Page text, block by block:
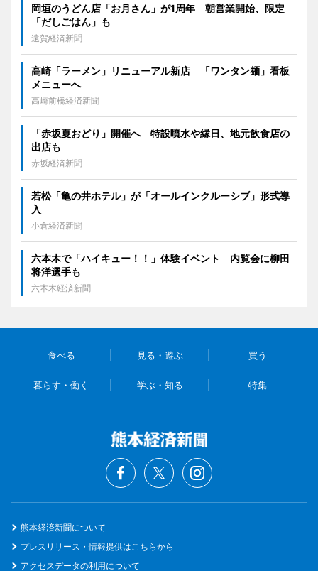
岡垣のうどん店「お月さん」が1周年 朝営業開始、限定
「だしごはん」も
遠賀経済新聞
高崎「ラーメン」リニューアル新店 「ワンタン麺」看板
メニューへ
高崎前橋経済新聞
「赤坂夏おどり」開催へ 特設噴水や縁日、地元飲食店の
出店も
赤坂経済新聞
若松「亀の井ホテル」が「オールインクルーシブ」形式導
入
小倉経済新聞
六本木で「ハイキュー！！」体験イベント 内覧会に柳田
将洋選手も
六本木経済新聞
食べる 見る・遊ぶ 買う
暮らす・働く 学ぶ・知る 特集
熊本経済新聞について
プレスリリース・情報提供はこちらから
アクセスデータの利用について